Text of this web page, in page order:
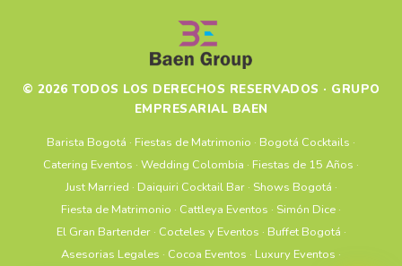
© 2026 TODOS LOS DERECHOS RESERVADOS · GRUPO
EMPRESARIAL BAEN
Barista Bogotá · Fiestas de Matrimonio · Bogotá Cocktails ·
Catering Eventos · Wedding Colombia · Fiestas de 15 Años ·
Just Married · Daiquiri Cocktail Bar· Shows Bogotá ·
Fiesta de Matrimonio · Cattleya Eventos · Simón Dice ·
El Gran Bartender· Cocteles y Eventos · Buffet Bogotá ·
Asesorias Legales · Cocoa Eventos · Luxury Eventos ·